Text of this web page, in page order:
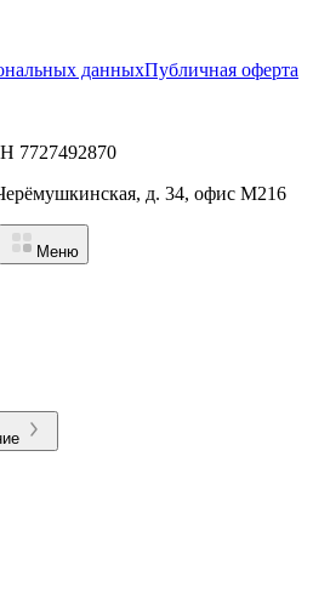
данныхПубличная оферта
7727492870
д. 34, офис М216
Меню